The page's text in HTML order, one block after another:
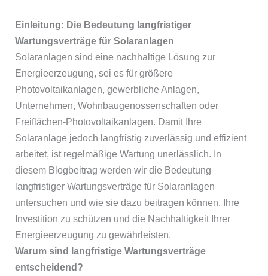
Einleitung: Die Bedeutung langfristiger
Wartungsverträge für Solaranlagen
Solaranlagen sind eine nachhaltige Lösung zur
Energieerzeugung, sei es für größere
Photovoltaikanlagen, gewerbliche Anlagen,
Unternehmen, Wohnbaugenossenschaften oder
Freiflächen-Photovoltaikanlagen. Damit Ihre
Solaranlage jedoch langfristig zuverlässig und effizient
arbeitet, ist regelmäßige Wartung unerlässlich. In
diesem Blogbeitrag werden wir die Bedeutung
langfristiger Wartungsverträge für Solaranlagen
untersuchen und wie sie dazu beitragen können, Ihre
Investition zu schützen und die Nachhaltigkeit Ihrer
Energieerzeugung zu gewährleisten.
Warum sind langfristige Wartungsverträge
entscheidend?